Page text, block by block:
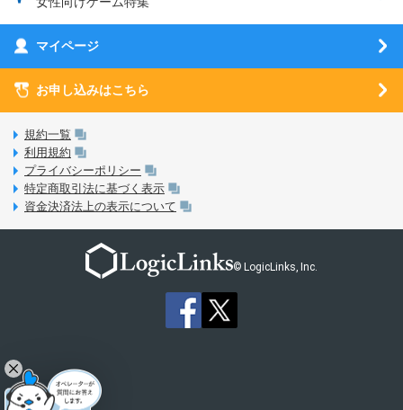
5G回線オプションについて
LINE年齢認証について
LinksStoreについて
MVNOのギモンを解消！
3Dセキュアについて
未成年者の方のご契約
通信制限について
動作確認済み端末一覧
ご意見・ご要望
SIMサービスについて
SIMロック解除ガイド
LinksMateのサービスについて
LPについて
おすすめプラン
お申し込み方法
刀剣乱舞-ONLINE- Pocket
あんさんぶるスターズ！！Music
マイページ
お申し込みはこちら
規約一覧
利用規約
プライバシーポリシー
特定商取引法に基づく表示
資金決済法上の表示について
© LogicLinks, Inc.